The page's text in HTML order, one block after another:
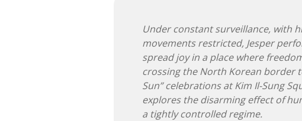
Under constant surveillance, with
movements restricted, Jesper
spread joy in a place where
crossing the North Korean border
Sun” celebrations at Kim Il-Sung
explores the disarming effect of
a tightly controlled regime.